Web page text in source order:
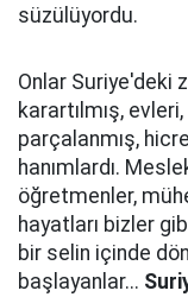
süzülüyordu.
Onlar Suriye'deki
karartılmış,
parçalanmış,
hanımlardı.
öğretmenler,
hayatları bizler
bir selin içinde
başlayanlar...